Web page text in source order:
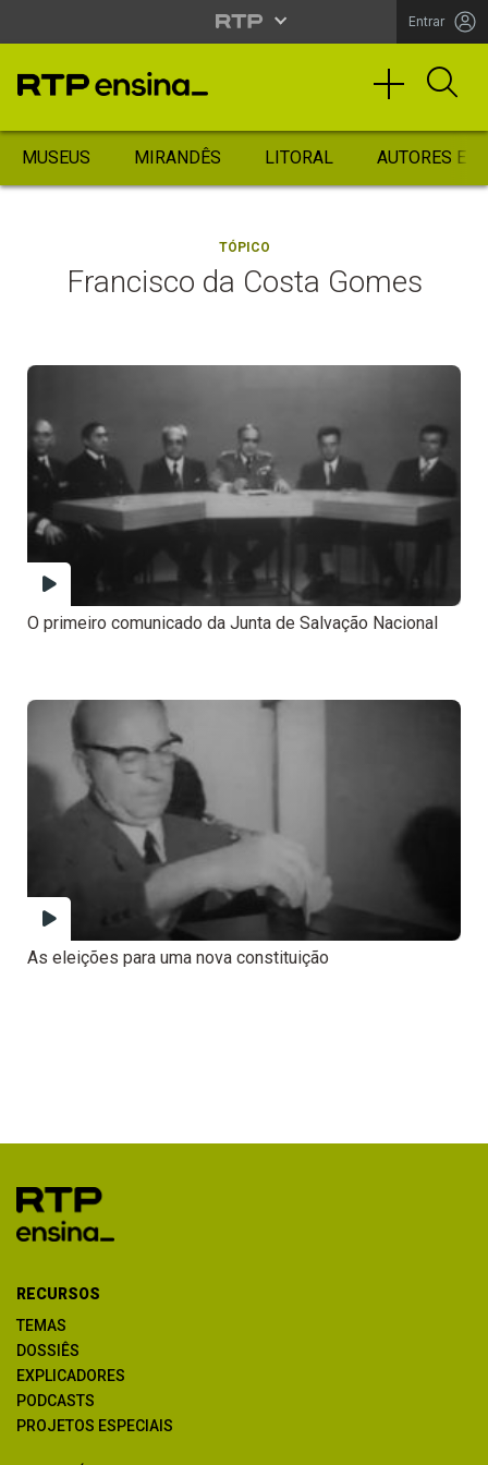
Entrar
MUSEUS MIRANDÊS LITORAL AUTORES
TÓPICO
Francisco da Costa Gomes
O primeiro comunicado da Junta de Salvação Nacional
As eleições para uma nova constituição
RECURSOS
TEMAS
DOSSIÊS
EXPLICADORES
PODCASTS
PROJETOS ESPECIAIS